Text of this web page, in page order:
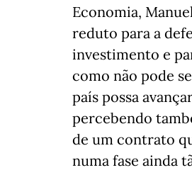
Economia,
reduto para a
investimento e
como não pode
país possa
percebendo
de um contrato
numa fase ainda